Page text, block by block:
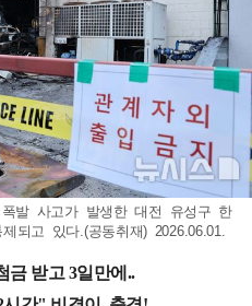
발 사고가 발생한 대전 유성구 한
되고 있다.(공동취재) 2026.06.01.